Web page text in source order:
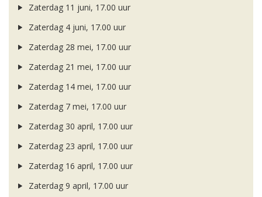
Zaterdag 11 juni, 17.00 uur
Zaterdag 4 juni, 17.00 uur
Zaterdag 28 mei, 17.00 uur
Zaterdag 21 mei, 17.00 uur
Zaterdag 14 mei, 17.00 uur
Zaterdag 7 mei, 17.00 uur
Zaterdag 30 april, 17.00 uur
Zaterdag 23 april, 17.00 uur
Zaterdag 16 april, 17.00 uur
Zaterdag 9 april, 17.00 uur